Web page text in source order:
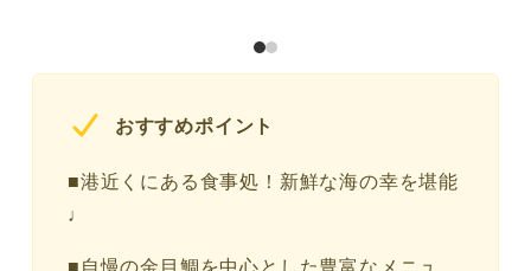
おすすめポイント
■港近くにある食事処！新鮮な海の幸を堪能
♩